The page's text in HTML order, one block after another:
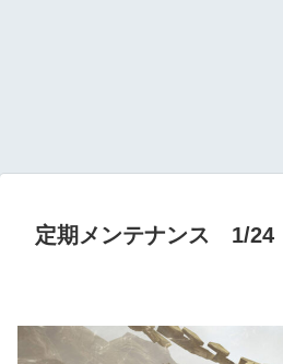
定期メンテナンス 1/24